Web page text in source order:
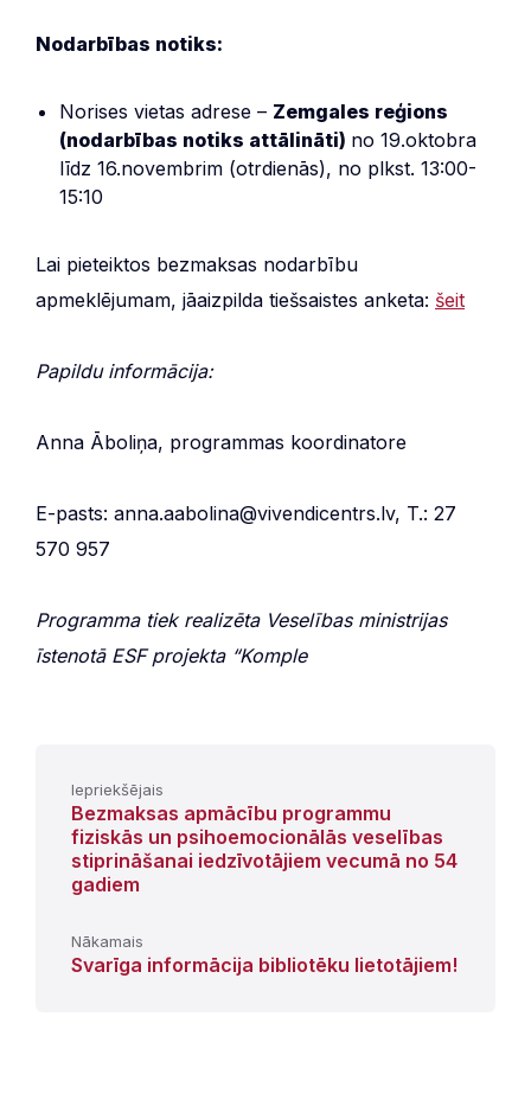
Nodarbības notiks:
Norises vietas adrese – Zemgales reģions
(nodarbības notiks attālināti) no 19.oktobra
līdz 16.novembrim (otrdienās), no plkst. 13:00-
15:10
Lai pieteiktos bezmaksas nodarbību
apmeklējumam, jāaizpilda tiešsaistes anketa: šeit
Papildu informācija:
Anna Āboliņa, programmas koordinatore
E-pasts: anna.aabolina@vivendicentrs.lv, T.: 27
570 957
Programma tiek realizēta Veselības ministrijas
īstenotā ESF projekta “Komple
Iepriekšējais
Bezmaksas apmācību programmu
fiziskās un psihoemocionālās veselības
stiprināšanai iedzīvotājiem vecumā no 54
gadiem
Nākamais
Svarīga informācija bibliotēku lietotājiem!